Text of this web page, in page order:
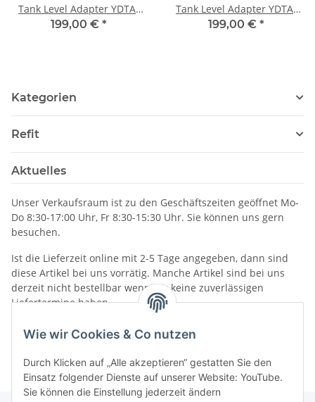
Wie wir Cookies & Co nutzen
Durch Klicken auf „Alle akzeptieren“ gestatten Sie den
Einsatz folgender Dienste auf unserer Website: YouTube.
Sie können die Einstellung jederzeit ändern
Tank Level Adapter YDTA-
01N
199,00 € *
Tank Level Adapter YDTA-
01R
199,00 € *
Kategorien
Refit
Aktuelles
Unser Verkaufsraum ist zu den Geschäftszeiten geöffnet Mo-
Do 8:30-17:00 Uhr, Fr 8:30-15:30 Uhr. Sie können uns gern
besuchen.
Ist die Lieferzeit online mit 2-5 Tage angegeben, dann sind
diese Artikel bei uns vorrätig. Manche Artikel sind bei uns
derzeit nicht bestellbar wenn wir keine zuverlässigen
Liefertermine haben.
Informationen